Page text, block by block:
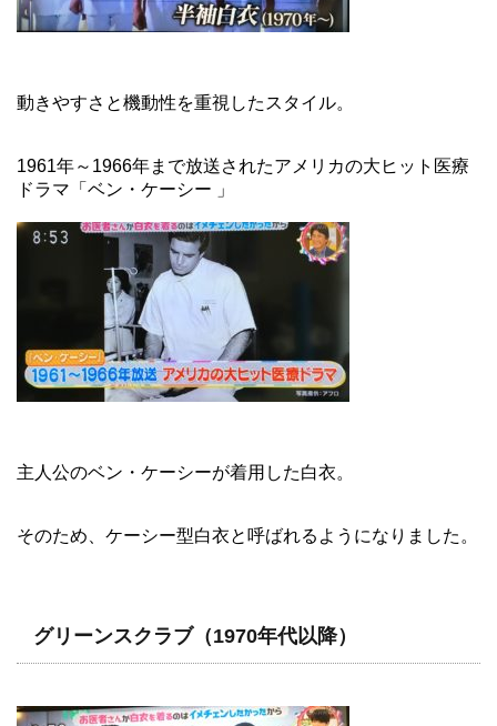
動きやすさと機動性を重視したスタイル。
1961年～1966年まで放送されたアメリカの大ヒット医療
ドラマ「ベン・ケーシー 」
主人公のベン・ケーシーが着用した白衣。
そのため、ケーシー型白衣と呼ばれるようになりました。
グリーンスクラブ（1970年代以降）